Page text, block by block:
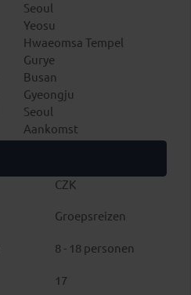
Seoul
Yeosu
Hwaeomsa Tempel
Gurye
Busan
Gyeongju
Seoul
Aankomst
CZK
Groepsreizen
8 - 18 personen
17